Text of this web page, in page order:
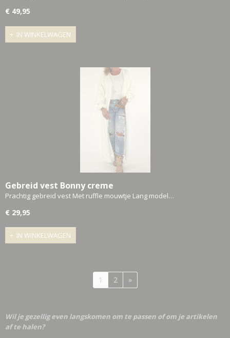
€ 49,95
IN WINKELWAGEN
Gebreid vest Bonny creme
Prachtig gebreid vest Met ruffle mouwtje Lang model…
€ 29,95
IN WINKELWAGEN
1 2 »
Wil je gezellig even langskomen om te passen of om je artikelen
af te halen?